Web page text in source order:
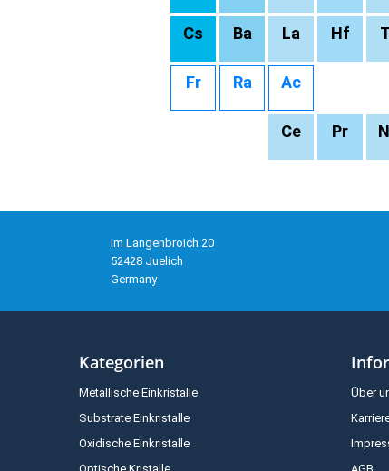
Cs Ba La Hf
Fr Ra Ac
Ce Pr
Im Langenbroich 20
52428 Juelich
Germany
Kategorien
Metallische Einkristalle
Substrate Einkristalle
Oxidische Einkristalle
Über